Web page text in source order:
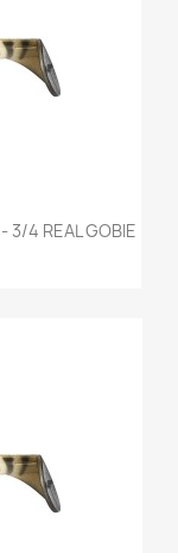
3/4 REAL GOBIE